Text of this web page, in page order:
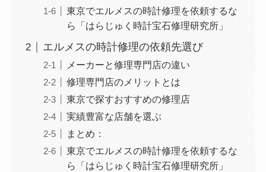
東京でエルメスの時計修理を依頼するな
ら「はらじゅく時計宝石修理研究所」
エルメスの時計修理の依頼先選び
メーカーと修理専門店の違い
修理専門店のメリットとは
東京で探すおすすめの修理店
実績豊富な店舗を選ぶ
まとめ：
東京でエルメスの時計修理を依頼するな
ら「はらじゅく時計宝石修理研究所」